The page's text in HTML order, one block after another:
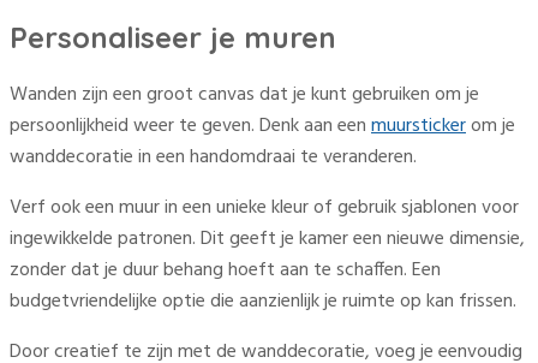
Personaliseer je muren
Wanden zijn een groot canvas dat je kunt gebruiken om je
persoonlijkheid weer te geven. Denk aan eenmuurstickerom je
wanddecoratie in een handomdraai te veranderen.
Verf ook een muur in een unieke kleur of gebruik sjablonen voor
ingewikkelde patronen. Dit geeft je kamer een nieuwe dimensie,
zonder dat je duur behang hoeft aan te schaffen. Een
budgetvriendelijke optie die aanzienlijk je ruimte op kan frissen.
Door creatief te zijn met de wanddecoratie, voeg je eenvoudig